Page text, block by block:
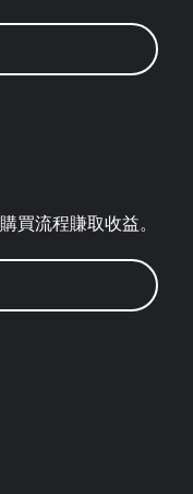
買流程賺取收益。